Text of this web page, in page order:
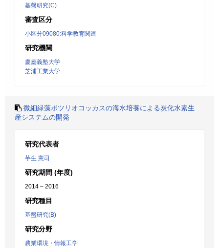
基盤研究(C)
審査区分
小区分09080:科学教育関連
研究機関
慶應義塾大学
芝浦工業大学
微細緑藻ボツリオコッカスの海水培養による炭化水素生
産システムの開発
研究代表者
芋生 憲司
研究期間 (年度)
2014 – 2016
研究種目
基盤研究(B)
研究分野
農業環境・情報工学